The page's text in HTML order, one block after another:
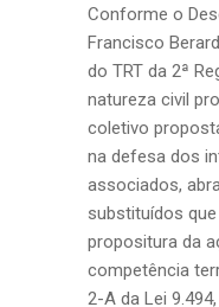
Conforme o
Francisco
do TRT da 2ª
natureza civil
coletivo
na defesa dos
associados,
substituídos
propositura da
competência
2-A da Lei